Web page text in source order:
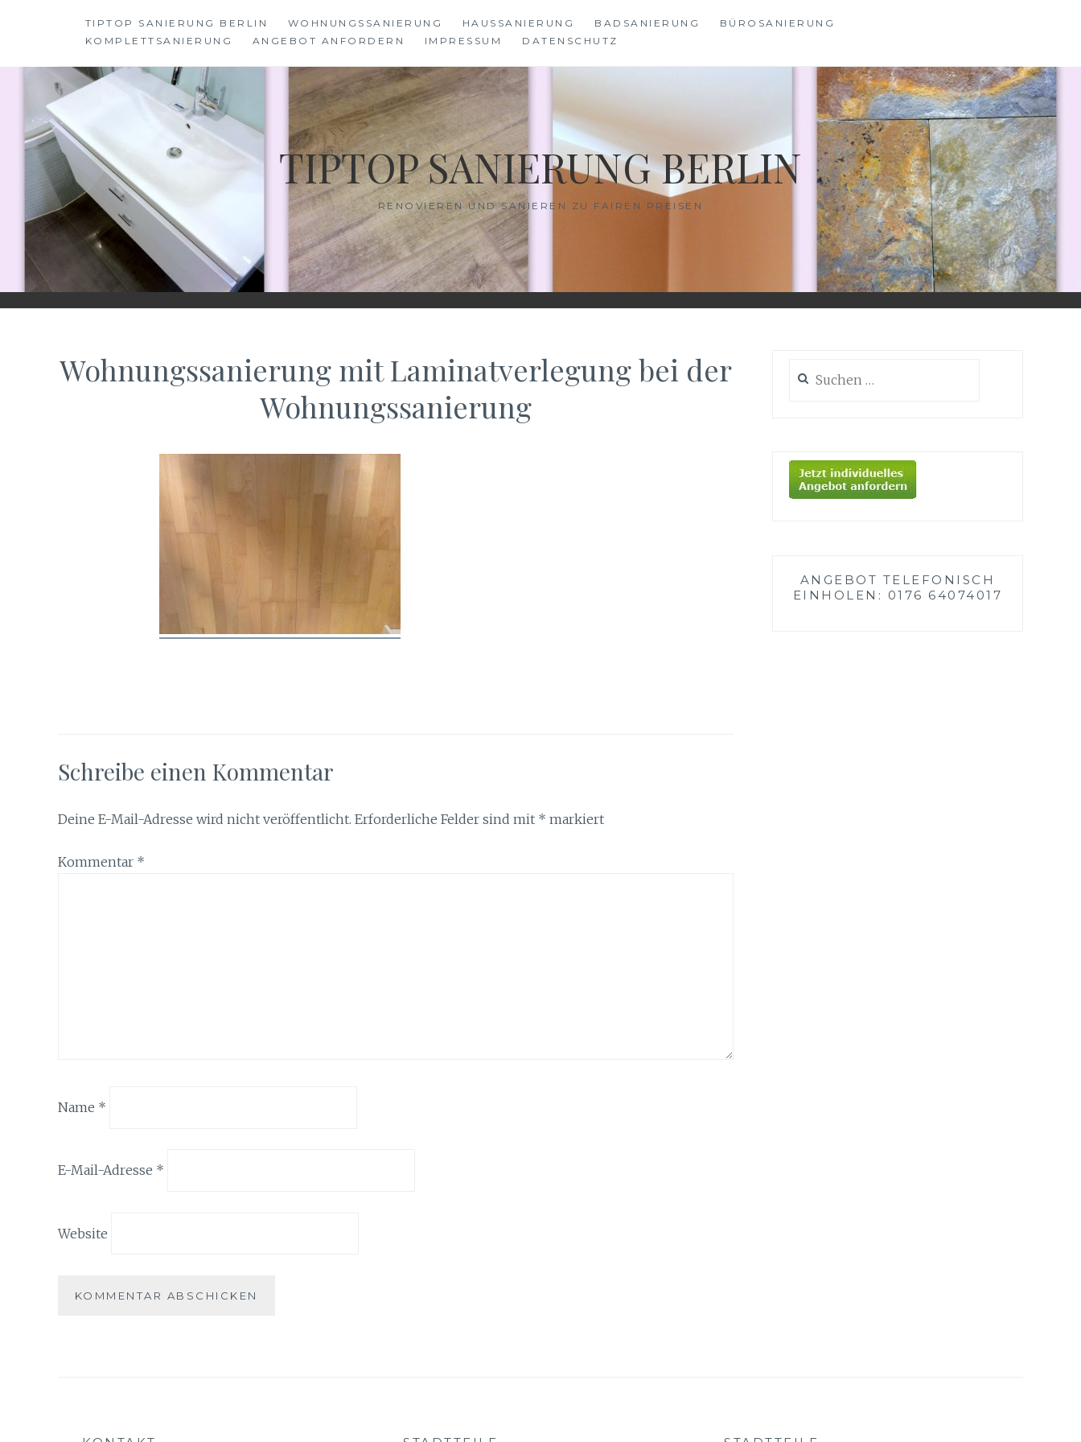
TIPTOP SANIERUNG BERLIN WOHNUNGSSANIERUNG HAUSSANIERUNG BADSANIERUNG
BÜROSANIERUNG
KOMPLETTSANIERUNG
ANGEBOT ANFORDERN IMPRESSUM DATENSCHUTZ
TIPTOP SANIERUNG BERLIN
RENOVIEREN UND SANIEREN ZU FAIREN PREISEN
Wohnungssanierung mit Laminatverlegung bei der
Wohnungssanierung
Schreibe einen Kommentar
Deine E-Mail-Adresse wird nicht veröffentlicht. Erforderliche Felder sind mit * markiert
Kommentar *
Name *
E-Mail-Adresse *
Website
nach:
ANGEBOT TELEFONISCH
EINHOLEN: 0176 64074017